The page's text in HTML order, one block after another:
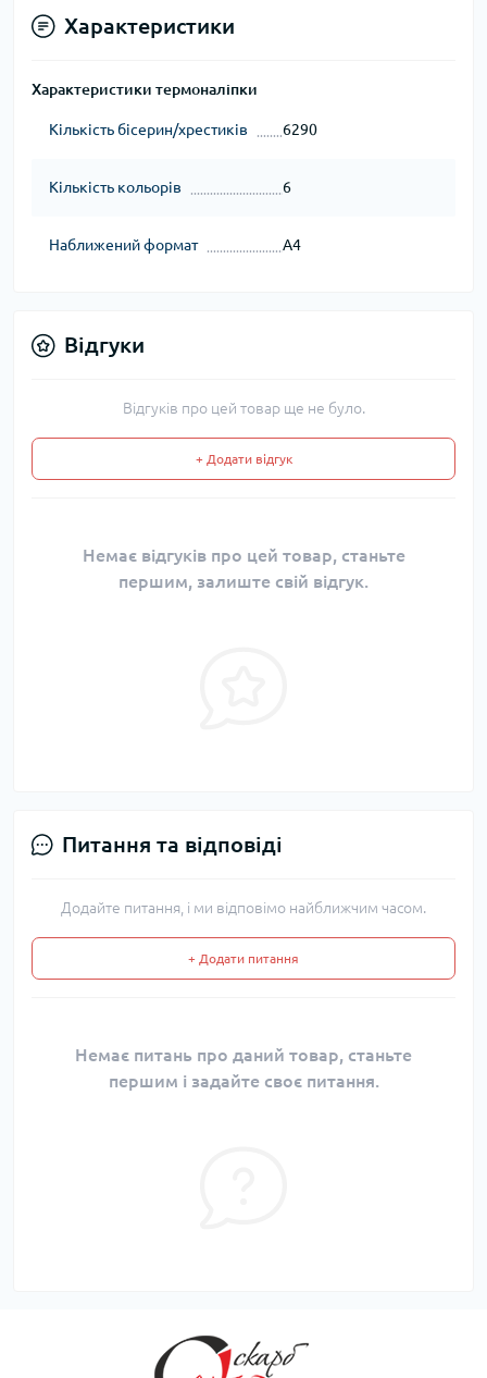
Характеристики
Характеристики термоналіпки
Кількість бісерин/хрестиків 6290
Кількість кольорів 6
Наближений формат А4
Відгуки
Відгуків про цей товар ще не було.
+ Додати відгук
Немає відгуків про цей товар, станьте
першим, залиште свій відгук.
Питання та відповіді
Додайте питання, і ми відповімо найближчим часом.
+ Додати питання
Немає питань про даний товар, станьте
першим і задайте своє питання.